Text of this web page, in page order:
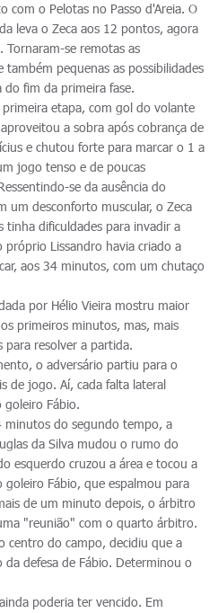
o Pelotas no Passo d'Areia. O
leva o Zeca aos 12 pontos, agora
Tornaram-se remotas as
também pequenas as possibilidades
fim da primeira fase.
etapa, com gol do volante
a sobra após cobrança de
e chutou forte para marcar o 1 a
jogo tenso e de poucas
se da ausência do
um desconforto muscular, o Zeca
tinha dificuldades para invadir a
próprio Lissandro havia criado a
aos 34 minutos, com um chutaço
por Hélio Vieira mostru maior
primeiros minutos, mas, mais
para resolver a partida.
o adversário partiu para o
de jogo. Aí, cada falta lateral
goleiro Fábio.
minutos do segundo tempo, a
da Silva mudou o rumo do
esquerdo cruzou a área e tocou a
Fábio, que espalmou para
de um minuto depois, o árbitro
"reunião" com o quarto árbitro.
centro do campo, decidiu que a
defesa de Fábio. Determinou o
poderia ter vencido. Em